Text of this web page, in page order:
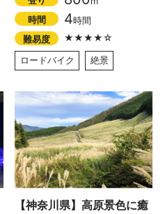
時間
4時間
難易度
★★★★☆
ロードバイク
絶景
【神奈川県】高原景色に癒